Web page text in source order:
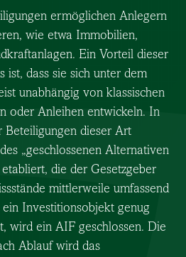
ermöglichen Anlegern
wie etwa Immobilien,
Ein Vorteil dieser
ist, dass sie sich unter dem
unabhängig von klassischen
oder Anleihen entwickeln. In
Beteiligungen dieser Art
„geschlossenen Alternativen
die der Gesetzgeber
mittlerweile umfassend
Investitionsobjekt genug
wird ein AIF geschlossen. Die
Ablauf wird das